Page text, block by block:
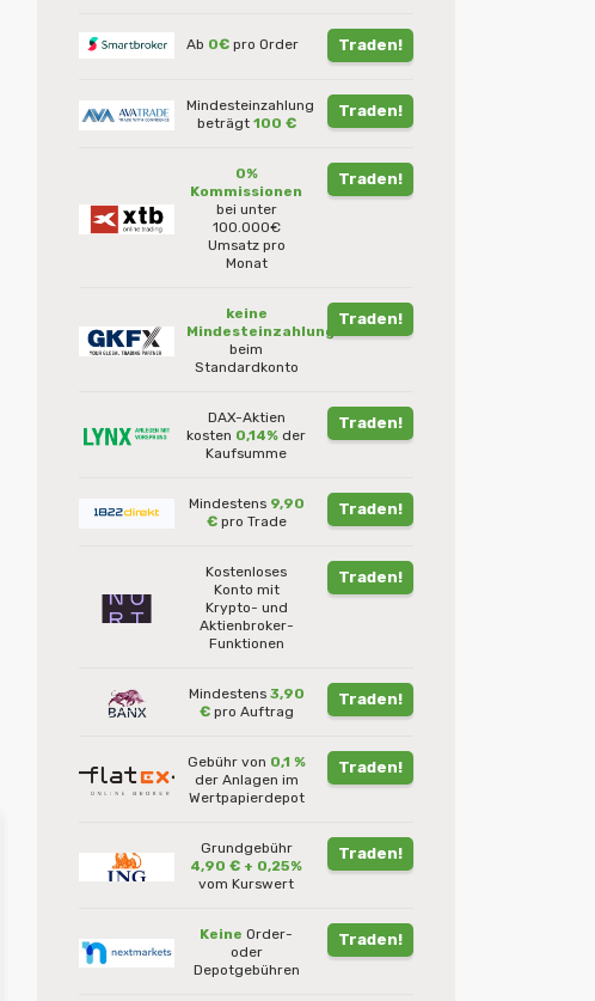
Ab 0€ pro Order Traden!
Mindesteinzahlung
beträgt 100 €
Traden!
0%
Kommissionen
bei unter
100.000€
Umsatz pro
Monat
Traden!
keine
Mindesteinzahlung
beim
Standardkonto
Traden!
DAX-Aktien
kosten 0,14% der
Kaufsumme
Traden!
Mindestens 9,90
€pro Trade
Traden!
Kostenloses
Konto mit
Krypto- und
Aktienbroker-
Funktionen
Traden!
Mindestens 3,90
€pro Auftrag
Traden!
Gebühr von 0,1 %
der Anlagen im
Wertpapierdepot
Traden!
Grundgebühr
4,90 € + 0,25%
vom Kurswert
Traden!
Keine Order-
oder
Depotgebühren
Traden!